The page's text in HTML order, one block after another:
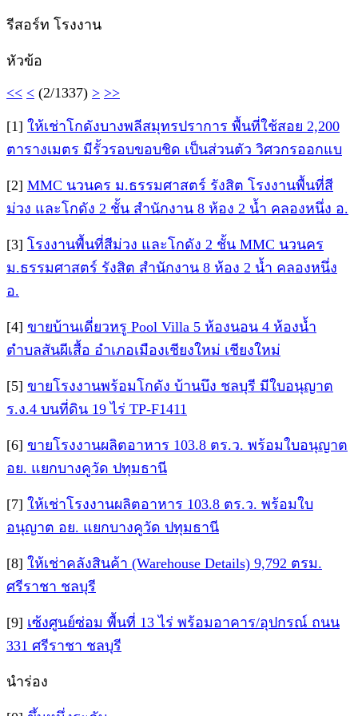
รีสอร์ท โรงงาน
หัวข้อ
<< < (2/1337) > >>
[1] ให้เช่าโกดังบางพลีสมุทรปราการ พื้นที่ใช้สอย 2,200
ตารางเมตร มีรั้วรอบขอบชิด เป็นส่วนตัว วิศวกรออกแบ
[2] MMC นวนคร ม.ธรรมศาสตร์ รังสิต โรงงานพื้นที่สี
ม่วง และโกดัง 2 ชั้น สำนักงาน 8 ห้อง 2 น้ำ คลองหนึ่ง อ.
[3] โรงงานพื้นที่สีม่วง และโกดัง 2 ชั้น MMC นวนคร
ม.ธรรมศาสตร์ รังสิต สำนักงาน 8 ห้อง 2 น้ำ คลองหนึ่ง
อ.
[4] ขายบ้านเดี่ยวหรู Pool Villa 5 ห้องนอน 4 ห้องน้ำ
ตำบลสันผีเสื้อ อำเภอเมืองเชียงใหม่ เชียงใหม่
[5] ขายโรงงานพร้อมโกดัง บ้านบึง ชลบุรี มีใบอนุญาต
ร.ง.4 บนที่ดิน 19 ไร่ TP-F1411
[6] ขายโรงงานผลิตอาหาร 103.8 ตร.ว. พร้อมใบอนุญาต
อย. แยกบางคูวัด ปทุมธานี
[7] ให้เช่าโรงงานผลิตอาหาร 103.8 ตร.ว. พร้อมใบ
อนุญาต อย. แยกบางคูวัด ปทุมธานี
[8] ให้เช่าคลังสินค้า (Warehouse Details) 9,792 ตรม.
ศรีราชา ชลบุรี
[9] เซ้งศูนย์ซ่อม พื้นที่ 13 ไร่ พร้อมอาคาร/อุปกรณ์ ถนน
331 ศรีราชา ชลบุรี
นำร่อง